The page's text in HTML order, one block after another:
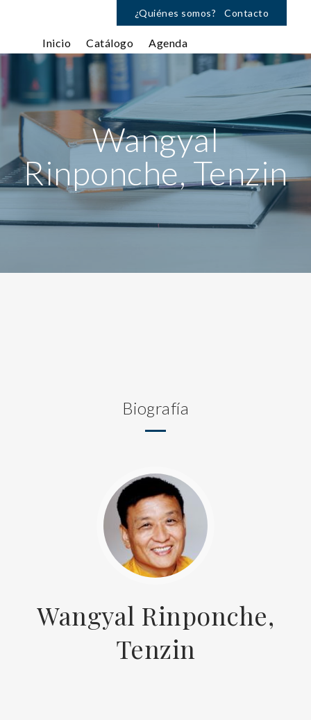
¿Quiénes somos? Contacto
Inicio Catálogo Agenda
Wangyal
Rinponche, Tenzin
Biografía
Wangyal Rinponche,
Tenzin